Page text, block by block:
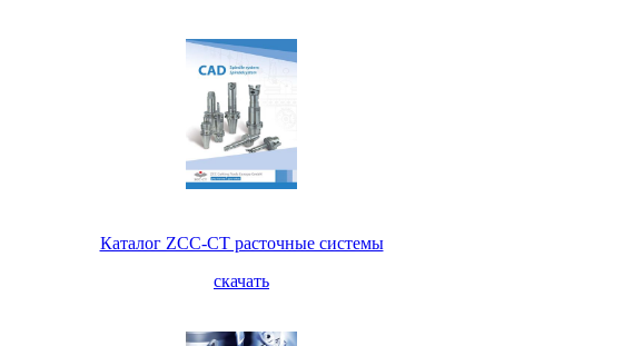
Каталог ZCC-CT расточные системы
скачать